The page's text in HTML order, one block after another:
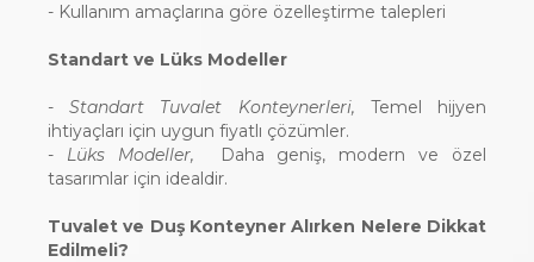
- Kullanım amaçlarına göre özelleştirme talepleri
Standart ve Lüks Modeller
-Standart Tuvalet Konteynerleri, Temel hijyen
ihtiyaçları için uygun fiyatlı çözümler.
- Lüks Modeller,
Daha geniş, modern ve özel
tasarımlar için idealdir.
Tuvalet ve Duş Konteyner Alırken Nelere Dikkat
Edilmeli?